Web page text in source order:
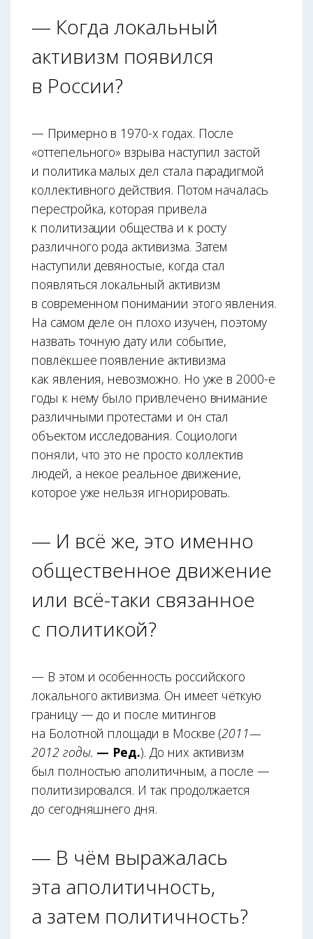
— Когда локальный
активизм появился
в России?
— Примерно в 1970-х годах. После
«оттепельного» взрыва наступил застой
и политика малых дел стала парадигмой
коллективного действия. Потом началась
перестройка, которая привела
к политизации общества и к росту
различного рода активизма. Затем
наступили девяностые, когда стал
появляться локальный активизм
в современном понимании этого явления.
На самом деле он плохо изучен, поэтому
назвать точную дату или событие,
повлёкшее появление активизма
как явления, невозможно. Но уже в 2000-е
годы к нему было привлечено внимание
различными протестами и он стал
объектом исследования. Социологи
поняли, что это не просто коллектив
людей, а некое реальное движение,
которое уже нельзя игнорировать.
— И всё же, это именно
общественное движение
или всё-таки связанное
с политикой?
— В этом и особенность российского
локального активизма. Он имеет чёткую
границу — до и после митингов
на Болотной площади в Москве (2011—
2012 годы. — Ред.). До них активизм
был полностью аполитичным, а после —
политизировался. И так продолжается
до сегодняшнего дня.
— В чём выражалась
эта аполитичность,
а затем политичность?